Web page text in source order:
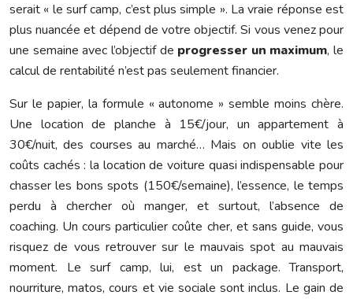
serait « le surf camp, c’est plus simple ». La vraie réponse est
plus nuancée et dépend de votre objectif. Si vous venez pour
une semaine avec l’objectif de progresser un maximum, le
calcul de rentabilité n’est pas seulement financier.
Sur le papier, la formule « autonome » semble moins chère.
Une location de planche à 15€/jour, un appartement à
30€/nuit, des courses au marché… Mais on oublie vite les
coûts cachés : la location de voiture quasi indispensable pour
chasser les bons spots (150€/semaine), l’essence, le temps
perdu à chercher où manger, et surtout, l’absence de
coaching. Un cours particulier coûte cher, et sans guide, vous
risquez de vous retrouver sur le mauvais spot au mauvais
moment. Le surf camp, lui, est un package. Transport,
nourriture, matos, cours et vie sociale sont inclus. Le gain de